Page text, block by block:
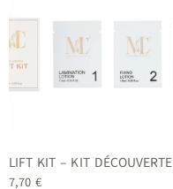
LIFT KIT – KIT DÉCOUVERTE
7,70 €